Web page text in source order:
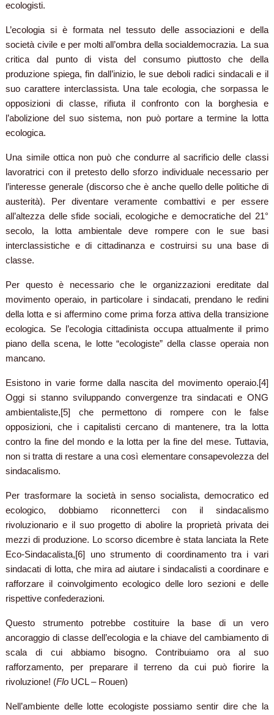
ecologisti.
L’ecologia si è formata nel tessuto delle associazioni e della
società civile e per molti all’ombra della socialdemocrazia. La sua
critica dal punto di vista del consumo piuttosto che della
produzione spiega, fin dall’inizio, le sue deboli radici sindacali e il
suo carattere interclassista. Una tale ecologia, che sorpassa le
opposizioni di classe, rifiuta il confronto con la borghesia e
l’abolizione del suo sistema, non può portare a termine la lotta
ecologica.
Una simile ottica non può che condurre al sacrificio delle classi
lavoratrici con il pretesto dello sforzo individuale necessario per
l’interesse generale (discorso che è anche quello delle politiche di
austerità). Per diventare veramente combattivi e per essere
all’altezza delle sfide sociali, ecologiche e democratiche del 21°
secolo, la lotta ambientale deve rompere con le sue basi
interclassistiche e di cittadinanza e costruirsi su una base di
classe.
Per questo è necessario che le organizzazioni ereditate dal
movimento operaio, in particolare i sindacati, prendano le redini
della lotta e si affermino come prima forza attiva della transizione
ecologica. Se l’ecologia cittadinista occupa attualmente il primo
piano della scena, le lotte “ecologiste” della classe operaia non
mancano.
Esistono in varie forme dalla nascita del movimento operaio.[4]
Oggi si stanno sviluppando convergenze tra sindacati e ONG
ambientaliste,[5] che permettono di rompere con le false
opposizioni, che i capitalisti cercano di mantenere, tra la lotta
contro la fine del mondo e la lotta per la fine del mese. Tuttavia,
non si tratta di restare a una così elementare consapevolezza del
sindacalismo.
Per trasformare la società in senso socialista, democratico ed
ecologico, dobbiamo riconnetterci con il sindacalismo
rivoluzionario e il suo progetto di abolire la proprietà privata dei
mezzi di produzione. Lo scorso dicembre è stata lanciata la Rete
Eco-Sindacalista,[6] uno strumento di coordinamento tra i vari
sindacati di lotta, che mira ad aiutare i sindacalisti a coordinare e
rafforzare il coinvolgimento ecologico delle loro sezioni e delle
rispettive confederazioni.
Questo strumento potrebbe costituire la base di un vero
ancoraggio di classe dell’ecologia e la chiave del cambiamento di
scala di cui abbiamo bisogno. Contribuiamo ora al suo
rafforzamento, per preparare il terreno da cui può fiorire la
rivoluzione! (Flo UCL – Rouen)
Nell’ambiente delle lotte ecologiste possiamo sentir dire che la